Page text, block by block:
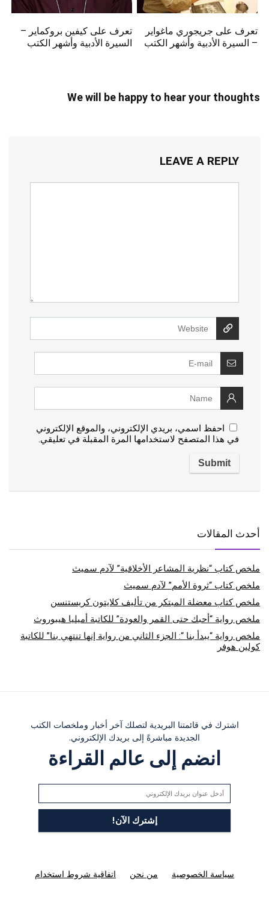
تعرف على جريجوري ماغواير
– السيرة الأدبية وأشهر الكتب
تعرف على كيفين بروكماير –
السيرة الأدبية وأشهر الكتب
We will be happy to hear your thoughts
LEAVE A REPLY
احفظ اسمي، بريدي الإلكتروني، والموقع الإلكتروني
في هذا المتصفح لاستخدامها المرة المقبلة في تعليقي.
أحدث المقالات
ملخص كتاب “نظرية المشاعر الأخلاقية” لآدم سميث
ملخص كتاب “ثروة الأمم” لآدم سميث
ملخص كتاب معضلة المبتكر من تأليف كلايتون كريستنسن
ملخص رواية “أحبك حتى القمر والعودة” للكاتبة أميليا هيبوروث
ملخص رواية “يبدأ بنا “: الجزء الثاني من رواية إنها تنتهي بنا” للكاتبة
كولين هوفر
اشترك في قائمتنا البريدية لتصلك آخر أخبار وملخصات الكتب
الجديدة مباشرةً إلى بريدك الإلكتروني.
انضم إلى عالم القراءة
سياسة الخصوصية من نحن اتفاقية شروط استخدام